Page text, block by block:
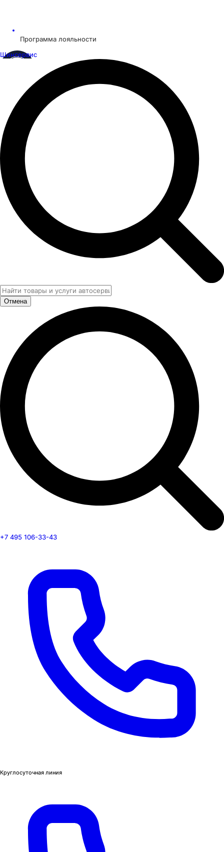
Программа лояльности
Шинсервис
Отмена
+7 495 106-33-43
Круглосуточная линия